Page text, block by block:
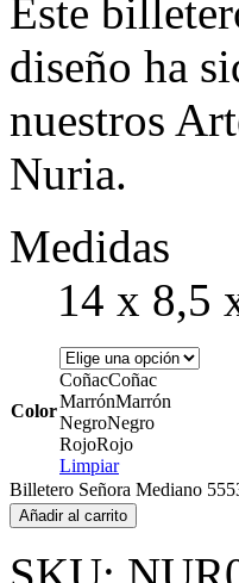
Este
diseño ha
nuestros
Nuria.
Medidas
14 x 8,5
Color
CoñacCoñac
MarrónMarrón
NegroNegro
RojoRojo
Limpiar
Billetero Señora Mediano
Añadir al carrito